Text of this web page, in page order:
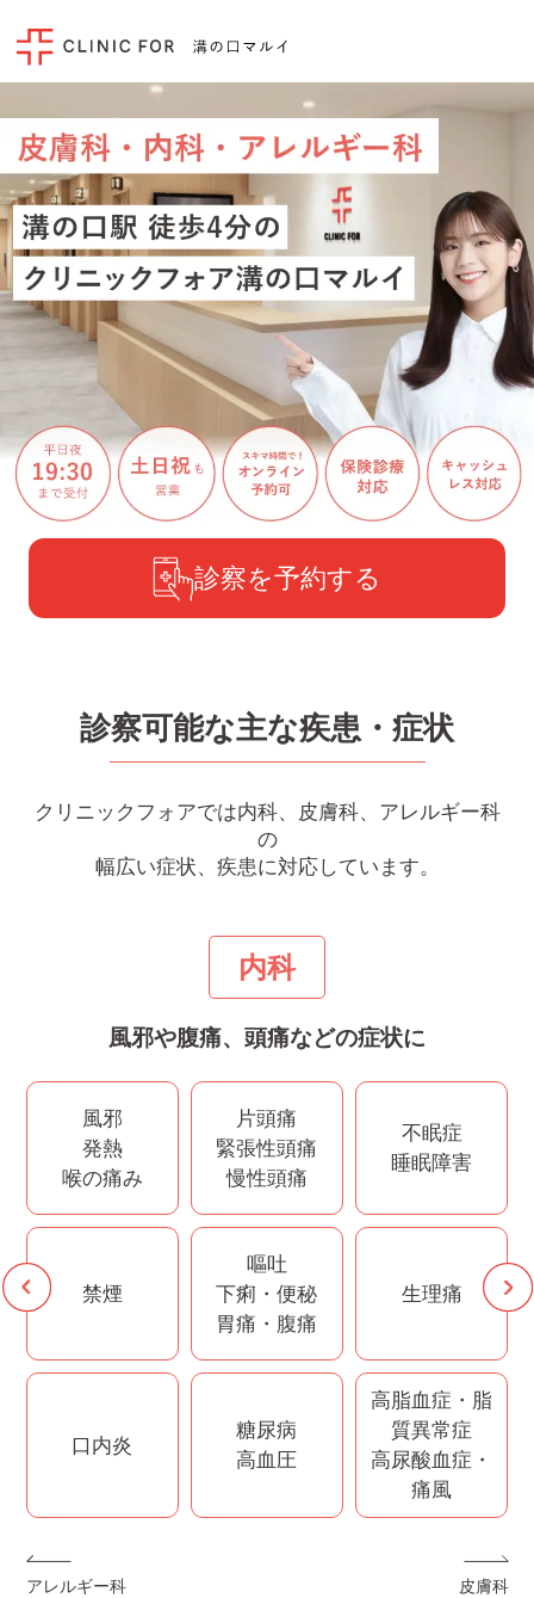
診察を予約する
診察可能な主な疾患・症状
クリニックフォアでは内科、皮膚科、アレルギー科
の
幅広い症状、疾患に対応しています。
内科
風邪や腹痛、頭痛などの症状に
風邪
発熱
喉の痛み
片頭痛
緊張性頭痛
慢性頭痛
不眠症
睡眠障害
禁煙
嘔吐
下痢・便秘
胃痛・腹痛
生理痛
口内炎
糖尿病
高血圧
高脂血症・脂
質異常症
高尿酸血症・
痛風
アレルギー科 皮膚科